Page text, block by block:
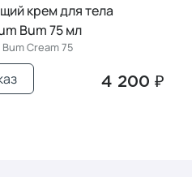
крем для тела
Bum 75 мл
Cream 75
4 200 ₽